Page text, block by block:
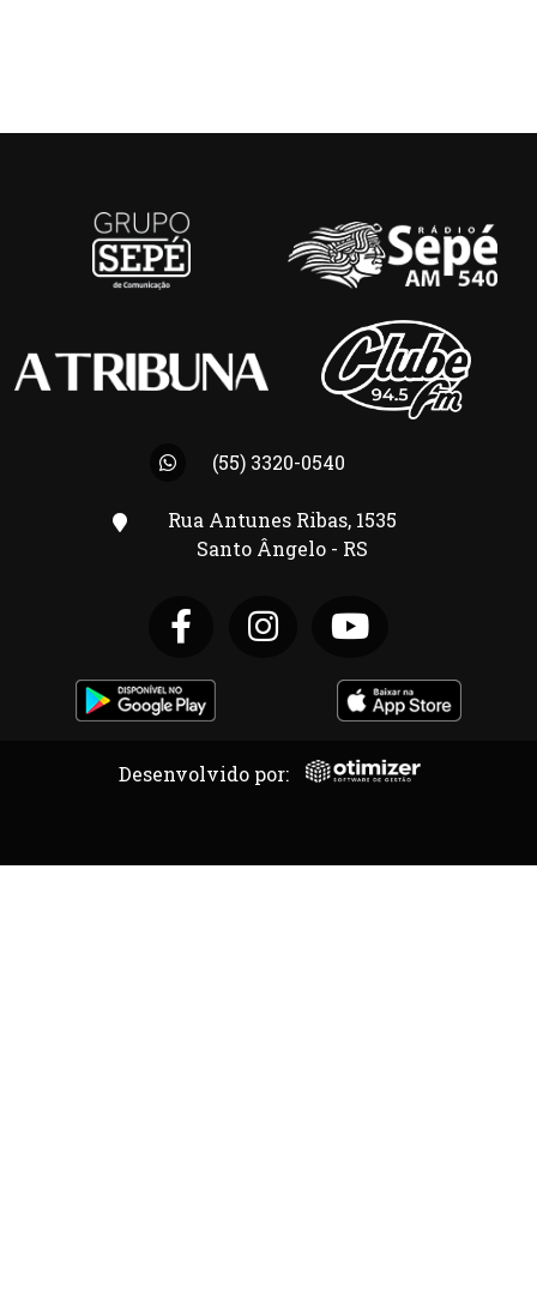
(55) 3320-0540
Rua Antunes Ribas, 1535
Santo Ângelo - RS
Desenvolvido por: